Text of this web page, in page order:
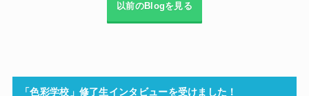
以前のBlogを見る
「色彩学校」修了生インタビューを受けました！